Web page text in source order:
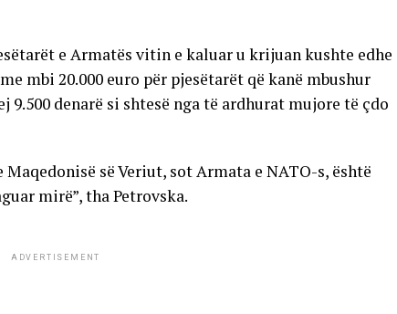
e Armatës vitin e kaluar u krijuan kushte edhe
mbi 20.000 euro për pjesëtarët që kanë mbushur
9.500 denarë si shtesë nga të ardhurat mujore të çdo
së Veriut, sot Armata e NATO-s, është
mirë”, tha Petrovska.
ADVERTISEMENT